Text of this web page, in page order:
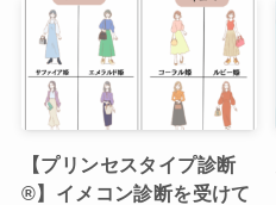
【プリンセスタイプ診断
®︎】イメコン診断を受けて